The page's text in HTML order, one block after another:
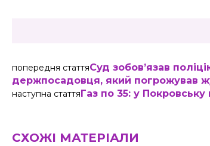
попередня статтяСуд зобов’язав
держпосадовця, який погрожував
наступна статтяГаз по 35: у
СХОЖІ МАТЕРІАЛИ